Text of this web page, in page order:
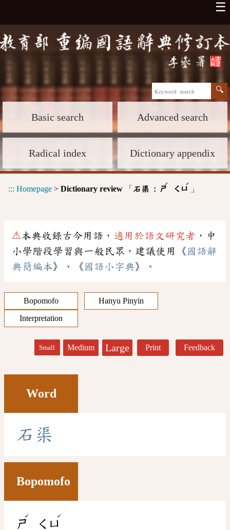
☰
Basic search Advanced search
Radical index Dictionary appendix
::: Homepage > Dictionary review 「 石渠 : ㄕ
ˊ
ㄑㄩ
ˊ
」
⚠本典收錄古今用語， 適用於語文研究者 ，中
小學階段學習與一般民眾，建議使用《 國語辭
典簡編本》、《 國語小字典》。
Bopomofo
Hanyu Pinyin
Interpretation
Small Medium Large Print Feedback
Word
石 渠
Bopomofo
ㄕ
ˊ
ㄑㄩ
ˊ